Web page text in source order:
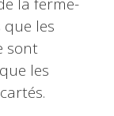
que les
sont
les